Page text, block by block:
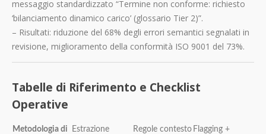
messaggio standardizzato “Termine non conforme: richiesto
‘bilanciamento dinamico carico’ (glossario Tier 2)”.
– Risultati: riduzione del 68% degli errori semantici segnalati in
revisione, miglioramento della conformità ISO 9001 del 73%.
Tabelle di Riferimento e Checklist
Operative
Metodologia di
Estrazione
Regole contesto Flagging +